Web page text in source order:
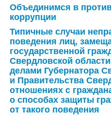
Объединимся в
коррупции
Типичные случаи
поведения лиц,
государственной
Свердловской
делами Губернатора
и Правительства
отношениях c
о способах защиты
от такого поведения